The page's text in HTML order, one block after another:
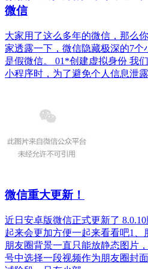
微信
大家用了这么多年的微信，那么
家透露一下，微信隐藏极深的7
是假微信。 01*创建虚拟身份 我
小程序时，为了避免个人信息泄
微信重大更新！
近日安卓版微信正式更新了
起来会更加方便一起来看看吧1、
朋友圈背景一直只能放静态图片
号中选择一段视频作为朋友圈封